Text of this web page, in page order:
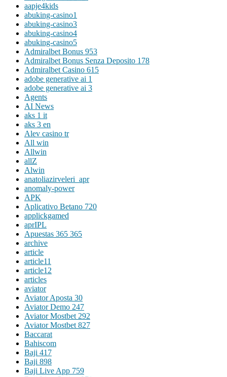
aapje4kids
abuking-casino1
abuking-casino3
abuking-casino4
abuking-casino5
Admiralbet Bonus 953
Admiralbet Bonus Senza Deposito 178
Admiralbet Casino 615
adobe generative ai 1
adobe generative ai 3
Agents
AI News
aks 1 it
aks 3 en
Alev casino tr
All win
Allwin
allZ
Alwin
anatoliazirveleri_apr
anomaly-power
APK
Aplicativo Betano 720
applickgamed
aprIPL
Apuestas 365 365
archive
article
article11
article12
articles
aviator
Aviator Aposta 30
Aviator Demo 247
Aviator Mostbet 292
Aviator Mostbet 827
Baccarat
Bahiscom
Baji 417
Baji 898
Baji Live App 759